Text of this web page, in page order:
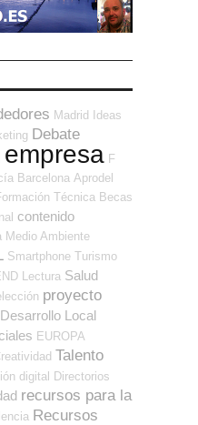
Madrid
Ideas
Debate
empresa F
Barcelona Aprodel
Técnica Becas
contenido
Medio Ambiente
Smartphone Turismo
Lectura Salud
proyecto
Desarrollo Local
EUROPA
Talento
digital
Directorios
recursos para la
Recursos